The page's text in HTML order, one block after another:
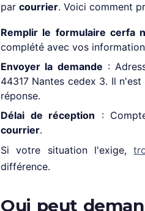
par courrier. Voici comment
Remplir le formulaire cerfa
complété avec vos
Envoyer la demande :
44317 Nantes cedex 3. Il
réponse.
Délai de réception :
courrier.
Si votre situation l'exige,
différence.
Qui peut